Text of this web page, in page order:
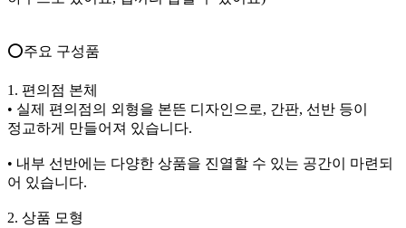
⭕️주요 구성품
1. 편의점 본체
• 실제 편의점의 외형을 본뜬 디자인으로, 간판, 선반 등이
정교하게 만들어져 있습니다.
• 내부 선반에는 다양한 상품을 진열할 수 있는 공간이 마련되
어 있습니다.
2. 상품 모형